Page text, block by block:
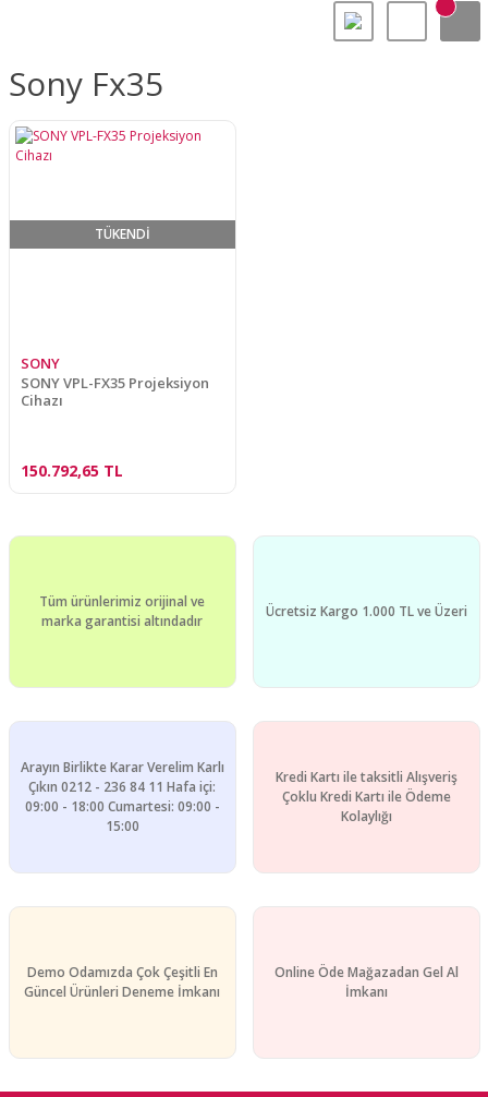
Sony Fx35
TÜKENDİ
SONY
SONY VPL-FX35 Projeksiyon
Cihazı
150.792,65 TL
Tüm ürünlerimiz orijinal ve
marka garantisi altındadır
Ücretsiz Kargo 1.000 TL ve Üzeri
Arayın Birlikte Karar Verelim Karlı
Çıkın 0212 - 236 84 11 Hafa içi:
09:00 - 18:00 Cumartesi: 09:00 -
15:00
Kredi Kartı ile taksitli Alışveriş
Çoklu Kredi Kartı ile Ödeme
Kolaylığı
Demo Odamızda Çok Çeşitli En
Güncel Ürünleri Deneme İmkanı
Online Öde Mağazadan Gel Al
İmkanı